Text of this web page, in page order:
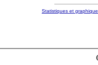
Statistiques et